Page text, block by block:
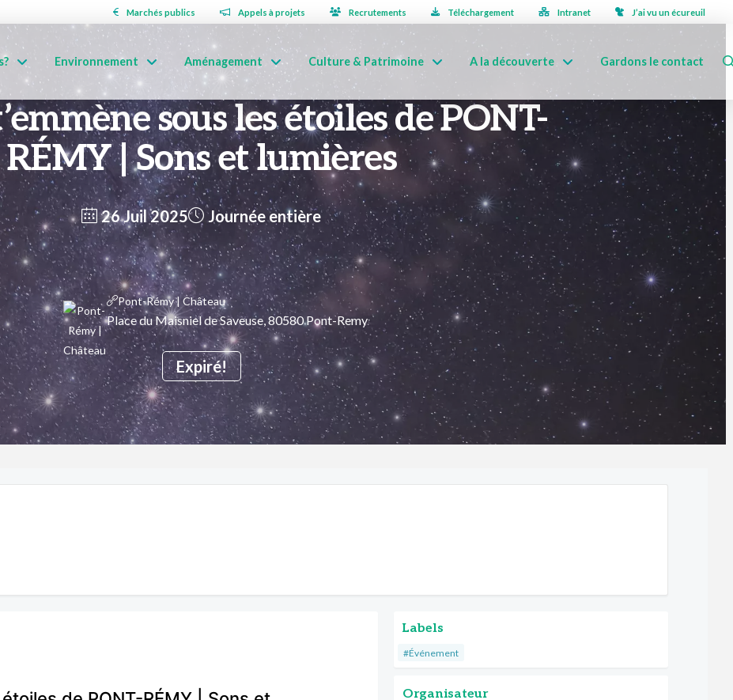
Marchés publics Appels à projets Recrutements Téléchargement Intranet J’ai vu un écureuil
Environnement Aménagement Culture & Patrimoine A la découverte Gardons le contact
sous les étoiles de PONT-
RÉMY | Sons et lumières
26 Juil 2025
Expiré!
Journée entière
Pont-Rémy | Château
Place du Maisniel de Saveuse, 80580 Pont-Remy
Labels
#Événement
Organisateur